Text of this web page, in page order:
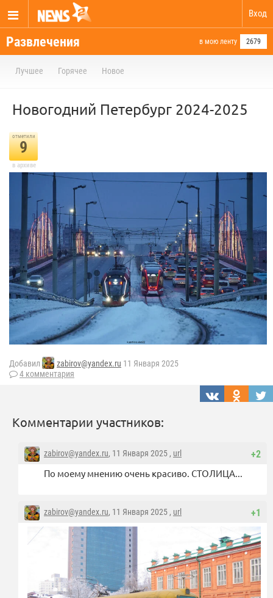
Вход
Развлечения в мою ленту 2679
Лучшее Горячее Новое
Новогодний Петербург 2024-2025⁠⁠
отметили
9
в архиве
Добавил zabirov@yandex.ru 11 Января 2025
4 комментария
Комментарии участников:
+2
zabirov@yandex.ru, 11 Января 2025 , url
По моему мнению очень красиво. СТОЛИЦА...
+1
zabirov@yandex.ru, 11 Января 2025 , url